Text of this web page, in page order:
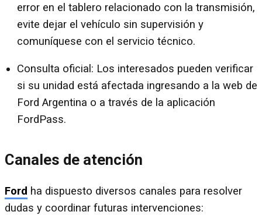
error en el tablero relacionado con la transmisión,
evite dejar el vehículo sin supervisión y
comuníquese con el servicio técnico.
Consulta oficial: Los interesados pueden verificar
si su unidad está afectada ingresando a la web de
Ford Argentina o a través de la aplicación
FordPass.
Canales de atención
Ford ha dispuesto diversos canales para resolver
dudas y coordinar futuras intervenciones: